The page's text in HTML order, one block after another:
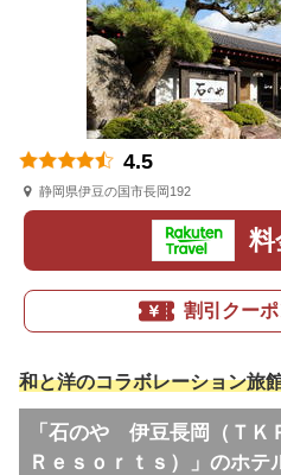
4.5
静岡県伊豆の国市長岡192
料
割引クー
和と洋のコラボレーション旅
「石のや 伊豆長岡（Ｔ
Ｒｅｓｏｒｔｓ）」のホテ